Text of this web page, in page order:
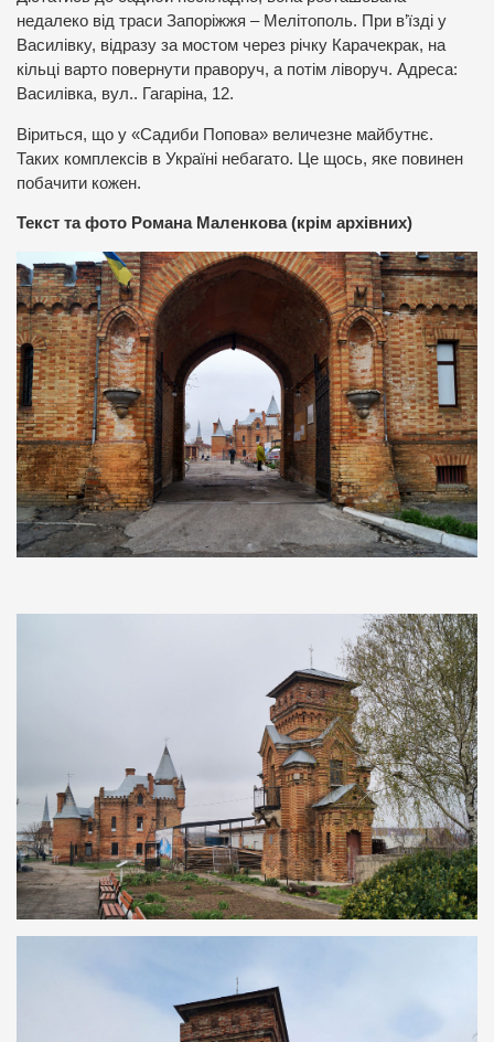
недалеко від траси Запоріжжя – Мелітополь. При в’їзді у
Василівку, відразу за мостом через річку Карачекрак, на
кільці варто повернути праворуч, а потім ліворуч. Адреса:
Василівка, вул.. Гагаріна, 12.
Віриться, що у «Садиби Попова» величезне майбутнє.
Таких комплексів в Україні небагато. Це щось, яке повинен
побачити кожен.
Текст та фото Романа Маленкова (крім архівних)